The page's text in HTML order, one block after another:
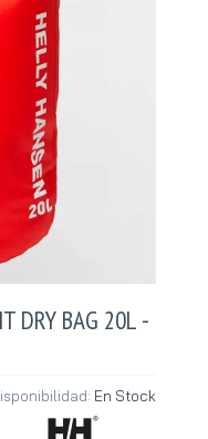
DRY BAG 20L -
En Stock